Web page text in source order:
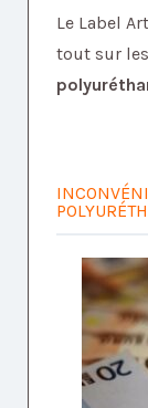
Le Label
tout sur les